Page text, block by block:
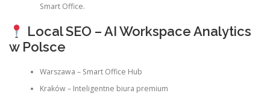
Smart Office.
Local SEO – AI Workspace Analytics
w Polsce
Warszawa – Smart Office Hub
Kraków – Inteligentne biura premium